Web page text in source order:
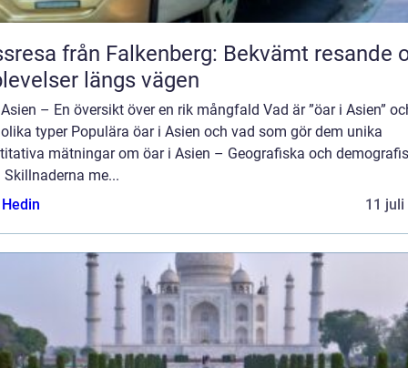
från Falkenberg: Bekvämt resande
längs vägen
– En översikt över en rik mångfald Vad är ”öar i Asien”
typer Populära öar i Asien och vad som gör dem unika
mätningar om öar i Asien – Geografiska och
me...
11 juli